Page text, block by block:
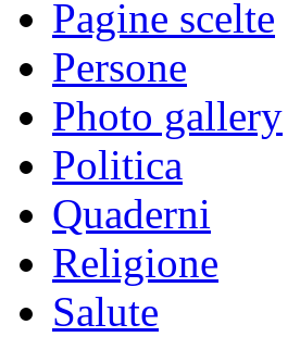
Pagine scelte
Persone
Photo gallery
Politica
Quaderni
Religione
Salute